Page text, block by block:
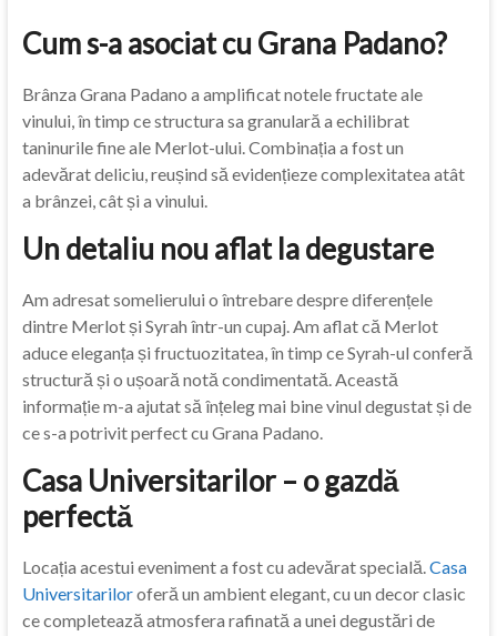
Cum s-a asociat cu Grana Padano?
Brânza Grana Padano a amplificat notele fructate ale
vinului, în timp ce structura sa granulară a echilibrat
taninurile fine ale Merlot-ului. Combinația a fost un
adevărat deliciu, reușind să evidențieze complexitatea atât
a brânzei, cât și a vinului.
Un detaliu nou aflat la degustare
Am adresat somelierului o întrebare despre diferențele
dintre Merlot și Syrah într-un cupaj. Am aflat că Merlot
aduce eleganța și fructuozitatea, în timp ce Syrah-ul conferă
structură și o ușoară notă condimentată. Această
informație m-a ajutat să înțeleg mai bine vinul degustat și de
ce s-a potrivit perfect cu Grana Padano.
Casa Universitarilor – o gazdă
perfectă
Locația acestui eveniment a fost cu adevărat specială.Casa
Universitariloroferă un ambient elegant, cu un decor clasic
ce completează atmosfera rafinată a unei degustări de